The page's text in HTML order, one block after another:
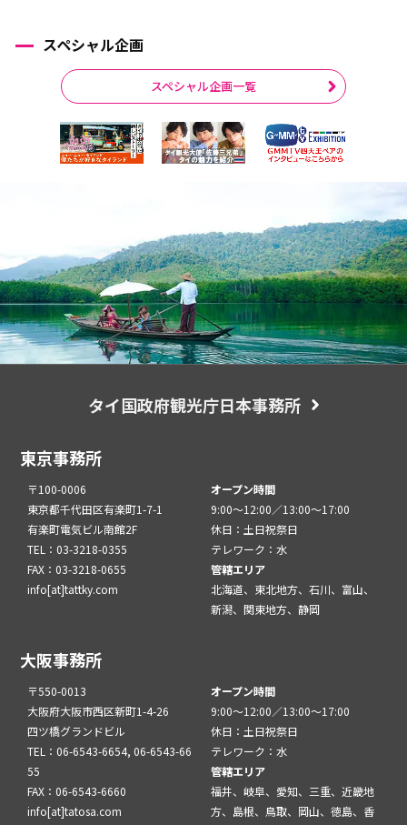
スペシャル企画
スペシャル企画一覧
タイ国政府観光庁日本事務所
東京事務所
〒100-0006
東京都千代田区有楽町1-7-1
有楽町電気ビル南館2F
TEL：03-3218-0355
FAX：03-3218-0655
info[at]tattky.com
オープン時間
9:00～12:00／13:00～17:00
休日：土日祝祭日
テレワーク：水
管轄エリア
北海道、東北地方、石川、富山、
新潟、関東地方、静岡
大阪事務所
〒550-0013
大阪府大阪市西区新町1-4-26
四ツ橋グランドビル
TEL：06-6543-6654, 06-6543-66
55
FAX：06-6543-6660
info[at]tatosa.com
オープン時間
9:00～12:00／13:00～17:00
休日：土日祝祭日
テレワーク：水
管轄エリア
福井、岐阜、愛知、三重、近畿地
方、島根、鳥取、岡山、徳島、香